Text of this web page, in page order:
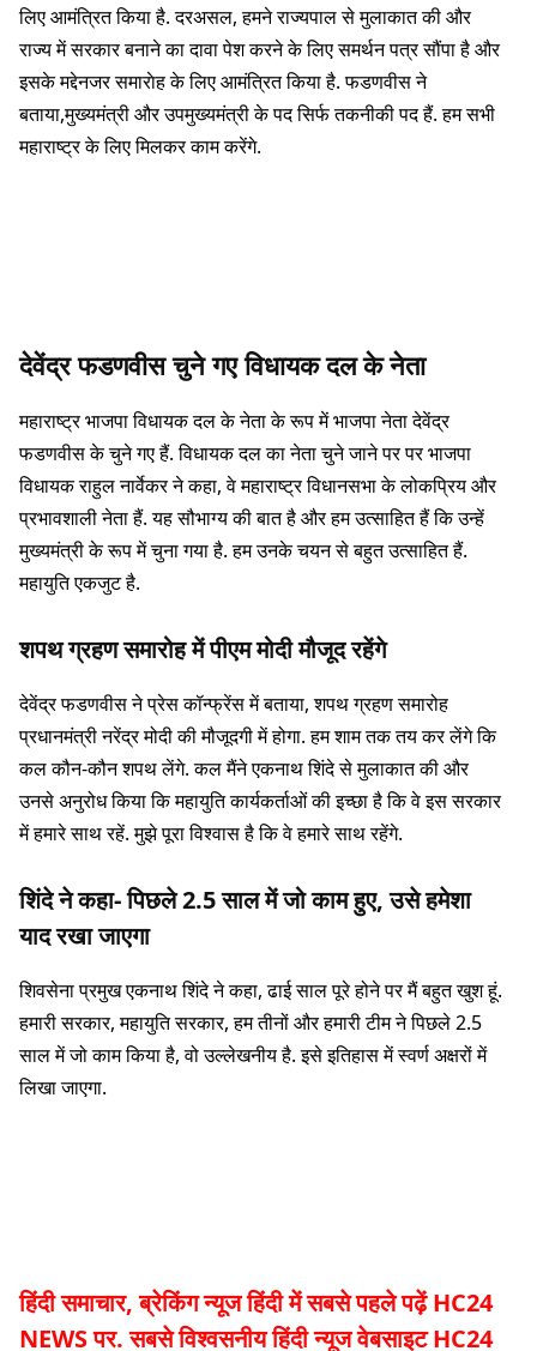
लिए आमंत्रित किया है. दरअसल, हमने राज्यपाल से मुलाकात की और
राज्य में सरकार बनाने का दावा पेश करने के लिए समर्थन पत्र सौंपा है और
इसके मद्देनजर समाराेह के लिए आमंत्रित किया है. फडणवीस ने
बताया,मुख्यमंत्री और उपमुख्यमंत्री के पद सिर्फ तकनीकी पद हैं. हम सभी
महाराष्ट्र के लिए मिलकर काम करेंगे.
देवेंद्र फडणवीस चुने गए विधायक दल के नेता
महाराष्ट्र भाजपा विधायक दल के नेता के रूप में भाजपा नेता देवेंद्र
फडणवीस के चुने गए हैं. विधायक दल का नेता चुने जाने पर पर भाजपा
विधायक राहुल नार्वेकर ने कहा, वे महाराष्ट्र विधानसभा के लोकप्रिय और
प्रभावशाली नेता हैं. यह सौभाग्य की बात है और हम उत्साहित हैं कि उन्हें
मुख्यमंत्री के रूप में चुना गया है. हम उनके चयन से बहुत उत्साहित हैं.
महायुति एकजुट है.
शपथ ग्रहण समारोह में पीएम मोदी मौजूद रहेंगे
देवेंद्र फडणवीस ने प्रेस कॉन्फ्रेंस में बताया, शपथ ग्रहण समारोह
प्रधानमंत्री नरेंद्र मोदी की मौजूदगी में होगा. हम शाम तक तय कर लेंगे कि
कल कौन-कौन शपथ लेंगे. कल मैंने एकनाथ शिंदे से मुलाकात की और
उनसे अनुरोध किया कि महायुति कार्यकर्ताओं की इच्छा है कि वे इस सरकार
में हमारे साथ रहें. मुझे पूरा विश्वास है कि वे हमारे साथ रहेंगे.
शिंदे ने कहा- पिछले 2.5 साल में जो काम हुए, उसे हमेशा
याद रखा जाएगा
शिवसेना प्रमुख एकनाथ शिंदे ने कहा, ढाई साल पूरे होने पर मैं बहुत खुश हूं.
हमारी सरकार, महायुति सरकार, हम तीनों और हमारी टीम ने पिछले 2.5
साल में जो काम किया है, वो उल्लेखनीय है. इसे इतिहास में स्वर्ण अक्षरों में
लिखा जाएगा.
हिंदी समाचार, ब्रेकिंग न्यूज हिंदी में सबसे पहले पढ़ें HC24
NEWS पर. सबसे विश्वसनीय हिंदी न्यूज वेबसाइट HC24